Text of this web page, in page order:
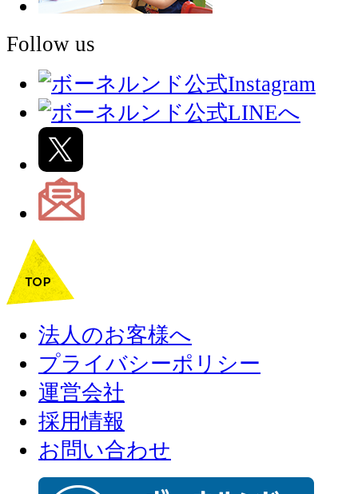
Follow us
法人のお客様へ
プライバシーポリシー
運営会社
採用情報
お問い合わせ